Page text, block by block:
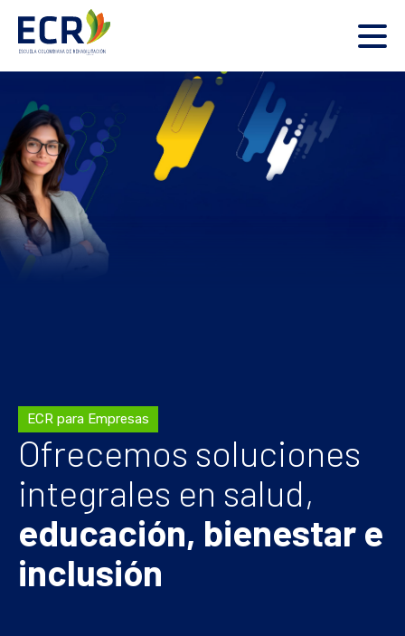
ECR para Empresas
Ofrecemos soluciones
integrales en salud,
educación, bienestar e
inclusión